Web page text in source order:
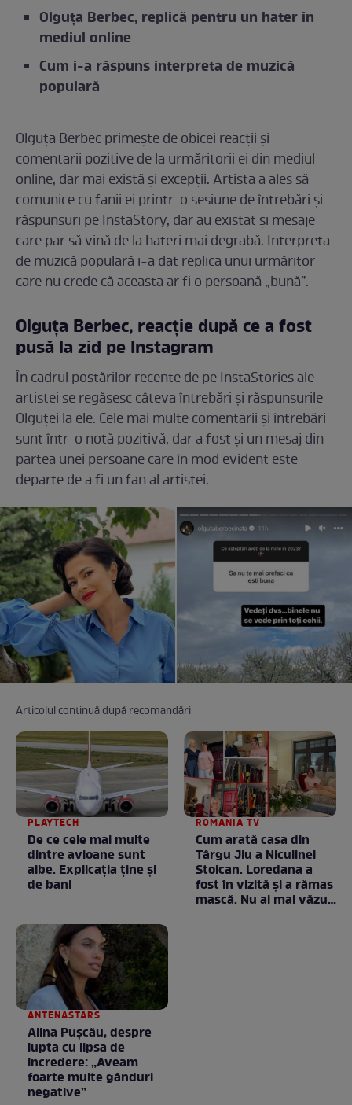
Olguța Berbec, replică pentru un hater în
mediul online
Cum i-a răspuns interpreta de muzică
populară
Olguța Berbec primește de obicei reacții și
comentarii pozitive de la urmăritorii ei din mediul
online, dar mai există și excepții. Artista a ales să
comunice cu fanii ei printr-o sesiune de întrebări și
răspunsuri pe InstaStory, dar au existat și mesaje
care par să vină de la hateri mai degrabă. Interpreta
de muzică populară i-a dat replica unui urmăritor
care nu crede că aceasta ar fi o persoană „bună”.
Olguța Berbec, reacție după ce a fost
pusă la zid pe Instagram
În cadrul postărilor recente de pe InstaStories ale
artistei se regăsesc câteva întrebări și răspunsurile
Olguței la ele. Cele mai multe comentarii și întrebări
sunt într-o notă pozitivă, dar a fost și un mesaj din
partea unei persoane care în mod evident este
departe de a fi un fan al artistei.
Articolul continuă după recomandări
PLAYTECH
De ce cele mai multe
dintre avioane sunt
albe. Explicația ține și
de bani
ROMANIA TV
Cum arată casa din
Târgu Jiu a Niculinei
Stoican. Loredana a
fost în vizită și a rămas
mască. Nu ai mai văzut
ANTENASTARS
Alina Pușcău, despre
lupta cu lipsa de
încredere: „Aveam
foarte multe gânduri
negative”